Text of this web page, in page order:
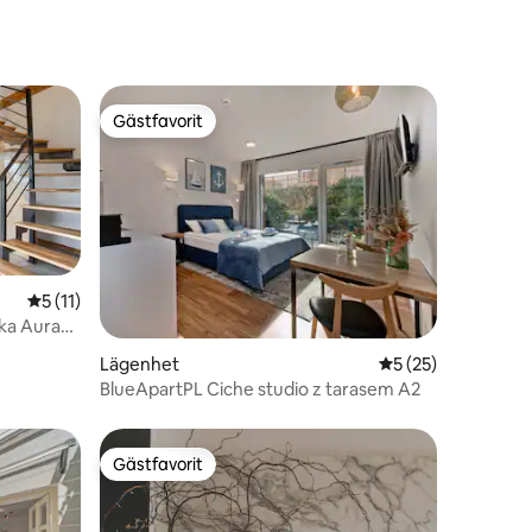
5 av 5 i genomsnittligt betyg, 11 omdömen
5 (11)
Aura
Gästfavorit
Gästfavorit
Lägenhet 5 av 5 i
5 (25)
BlueApartPL Ciche studio z tarasem A2
Gästfavorit
Gästfavorit